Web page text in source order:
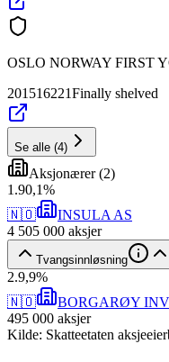
OSLO NORWAY FIRST
201516221Finally shelved
Se alle (4)
Aksjonærer(2)
1 .90,1%
🇳🇴
INSULA AS
4 505 000 aksjer
Tvangsinnløsning
2.9,9%
🇳🇴
BORGARØY
495 000 aksjer
Kilde: Skatteetaten